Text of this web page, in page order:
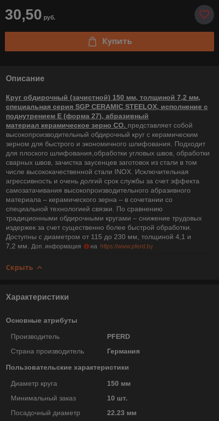
30,50 руб.
Купить
Описание
Круг обдирочный (зачистной) 150 мм, толщиной 7,2 мм,
специальная серия SGP CERAMIC STEELOX, исполнение с
поднутрением E (форма 27), абразивный
материал керамическое зерно CO. представляет собой
высокопроизводительный обдирочный круг с керамическим
зерном для быстрого и экономичного шлифования. Подходит
для плоского шлифования,обработки угловых швов, обработки
сварных швов, зачистка заусенцев заготовок из стали в том
числе высококачественной стали INOX. Исключительная
агрессивность и очень долгий срок службы за счет эффекта
самозатачивания высокопроизводительного абразивного
материала – керамического зерна – в сочетании со
специальной технологией связки. По сравнению
традиционными обдирочными кругами – снижение трудовых
издержек за счет существенно более быстрой обработки.
Доступны с диаметром от 115 до 230 мм, толщиной 4,1 и
7,2 мм.
Доп. информация на https://www.pferd.by
Скрыть
Характеристики
Основные атрибуты
Производитель
PFERD
Страна производитель
Германия
Пользовательские характеристики
Диаметр круга
150 мм
Минимальный заказ
10 шт.
Посадочный диаметр
22.23 мм